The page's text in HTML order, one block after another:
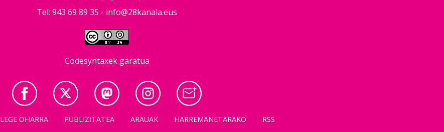
Tel: 943 69 89 35 - info@28kanala.eus
Codesyntaxek garatua
LEGE OHARRA PUBLIZITATEA ARAUAK HARREMANETARAKO RSS